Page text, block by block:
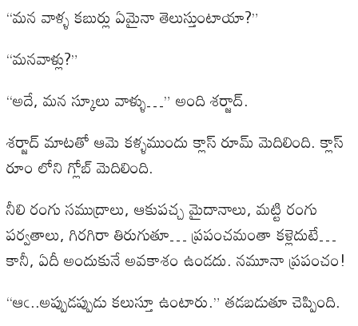
“మన వాళ్ళ కబుర్లు ఏమైనా తెలుస్తుంటాయా?”
“మనవాళ్లు?”
“అదే, మన స్కూలు వాళ్ళు…” అంది శర్జాద్.
శర్జాద్ మాటతో ఆమె కళ్ళముందు క్లాస్ రూమ్ మెదిలింది. క్లాస్
రూం లోని గ్లోబ్ మెదిలింది.
నీలి రంగు సముద్రాలు, ఆకుపచ్చ మైదానాలు, మట్టి రంగు
పర్వతాలు, గిరగిరా తిరుగుతూ… ప్రపంచమంతా కళ్లెదుటే…
కానీ, ఏదీ అందుకునే అవకాశం ఉండదు. నమూనా ప్రపంచం!
“ఆఁ..అప్పుడప్పుడు కలుస్తూ ఉంటారు.” తడబడుతూ చెప్పింది.